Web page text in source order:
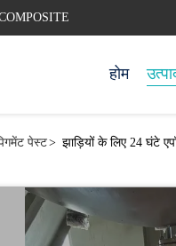
होम
पेस्ट> झाड़ियों के लिए 24 घंटे